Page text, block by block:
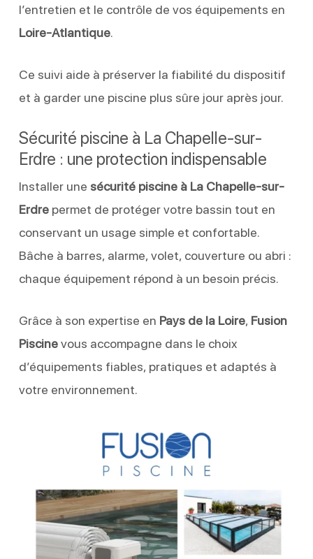
l’entretien et le contrôle de vos équipements en
Loire-Atlantique.
Ce suivi aide à préserver la fiabilité du dispositif
et à garder une piscine plus sûre jour après jour.
Sécurité piscine à La Chapelle-sur-
Erdre : une protection indispensable
Installer une sécurité piscine à La Chapelle-sur-
Erdrepermet de protéger votre bassin tout en
conservant un usage simple et confortable.
Bâche à barres, alarme, volet, couverture ou abri :
chaque équipement répond à un besoin précis.
Grâce à son expertise en Pays de la Loire, Fusion
Piscinevous accompagne dans le choix
d’équipements fiables, pratiques et adaptés à
votre environnement.